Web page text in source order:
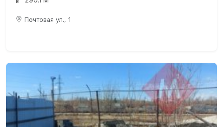
Почтовая ул., 1